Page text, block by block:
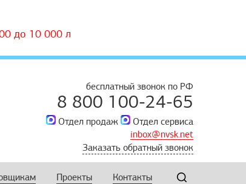
до 10 000 л
бесплатный звонок по РФ
8 800 100-24-65
Отдел продаж
Отдел сервиса
inbox@nvsk.net
Заказать обратный звонок
Проекты Контакты